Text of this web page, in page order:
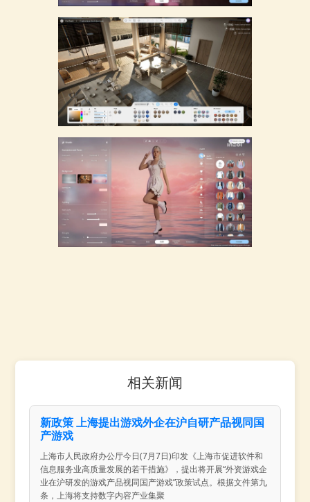
相关新闻
新政策 上海提出游戏外企在沪自研产品视同国
产游戏
上海市人民政府办公厅今日(7月7日)印发《上海市促进软件和
信息服务业高质量发展的若干措施》，提出将开展“外资游戏企
业在沪研发的游戏产品视同国产游戏”政策试点。根据文件第九
条，上海将支持数字内容产业集聚